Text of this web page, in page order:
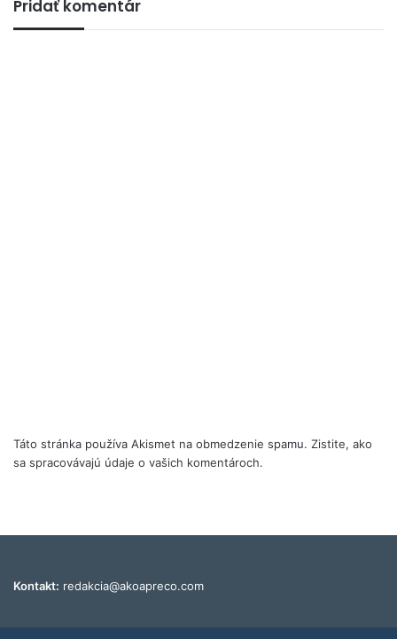
Pridať komentár
Táto stránka používa Akismet na obmedzenie spamu. Zistite, ako
sa spracovávajú údaje o vašich komentároch.
Kontakt: redakcia@akoapreco.com